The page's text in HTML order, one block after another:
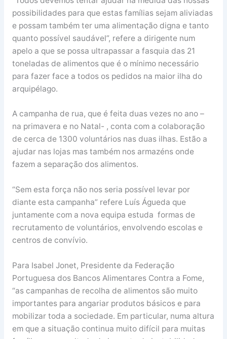
possibilidades para que estas famílias sejam aliviadas
e possam também ter uma alimentação digna e tanto
quanto possível saudável”, refere a dirigente num
apelo a que se possa ultrapassar a fasquia das 21
toneladas de alimentos que é o mínimo necessário
para fazer face a todos os pedidos na maior ilha do
arquipélago.
A campanha de rua, que é feita duas vezes no ano –
na primavera e no Natal- , conta com a colaboração
de cerca de 1300 voluntários nas duas ilhas. Estão a
ajudar nas lojas mas também nos armazéns onde
fazem a separação dos alimentos.
“Sem esta força não nos seria possível levar por
diante esta campanha” refere Luís Águeda que
juntamente com a nova equipa estuda formas de
recrutamento de voluntários, envolvendo escolas e
centros de convívio.
Para Isabel Jonet, Presidente da Federação
Portuguesa dos Bancos Alimentares Contra a Fome,
“as campanhas de recolha de alimentos são muito
importantes para angariar produtos básicos e para
mobilizar toda a sociedade. Em particular, numa altura
em que a situação continua muito difícil para muitas